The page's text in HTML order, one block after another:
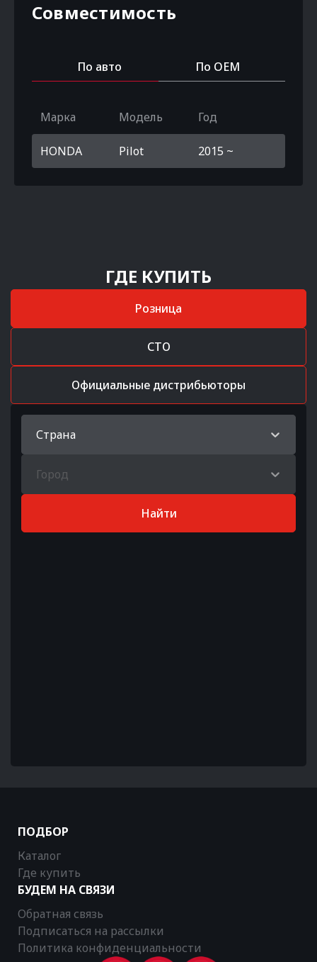
Совместимость
По авто По OEM
Марка Модель Год
HONDA Pilot 2015 ~
ГДЕ КУПИТЬ
Розница
СТО
Официальные дистрибьюторы
Страна
Город
Найти
ПОДБОР
Каталог
Где купить
БУДЕМ НА СВЯЗИ
Обратная связь
Подписаться на рассылки
Политика конфиденциальности